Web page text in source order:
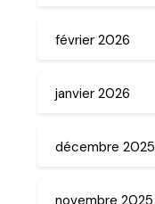
février 2026
janvier 2026
décembre 2025
novembre 2025